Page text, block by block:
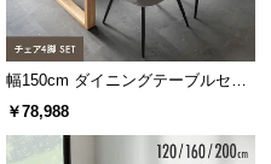
幅150cm ダイニングテーブルセッ
ト 4人掛け
￥78,988